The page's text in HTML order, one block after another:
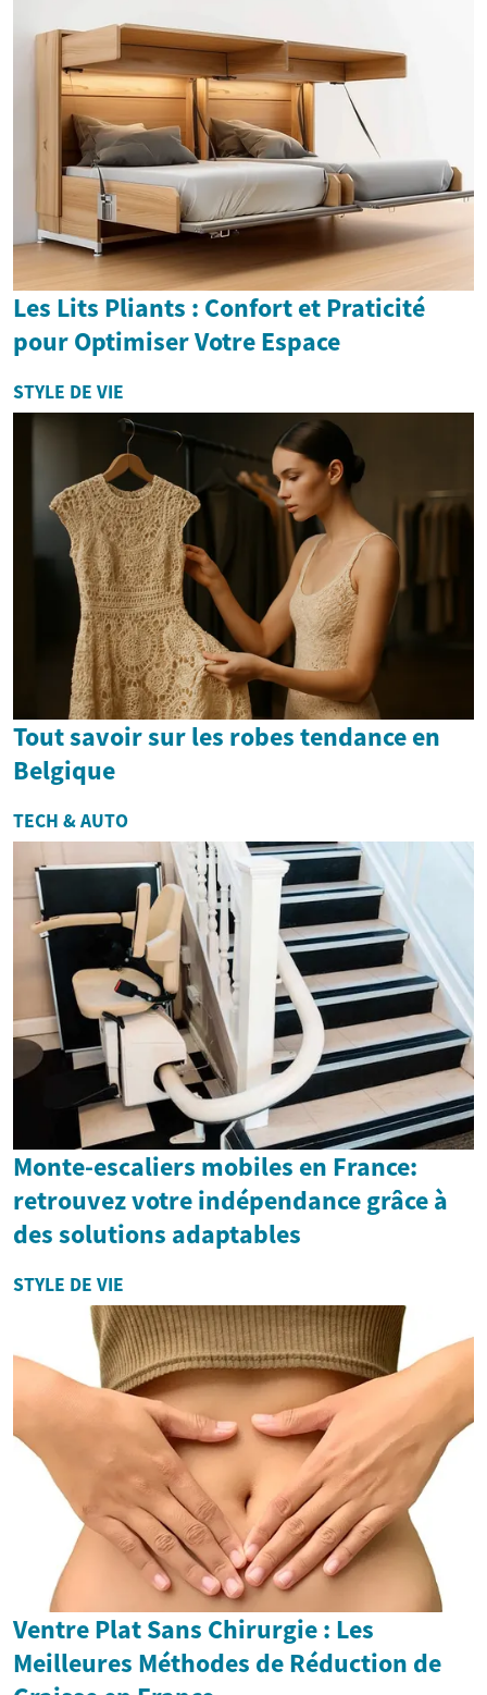
Les Lits Pliants : Confort et Praticité
pour Optimiser Votre Espace
STYLE DE VIE
Tout savoir sur les robes tendance en
Belgique
TECH & AUTO
Monte-escaliers mobiles en France:
retrouvez votre indépendance grâce à
des solutions adaptables
STYLE DE VIE
Ventre Plat Sans Chirurgie : Les
Meilleures Méthodes de Réduction de